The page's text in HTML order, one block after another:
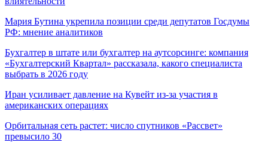
Мария Бутина укрепила позиции среди депутатов Госдумы
РФ: мнение аналитиков
Бухгалтер в штате или бухгалтер на аутсорсинге: компания
«Бухгалтерский Квартал» рассказала, какого специалиста
выбрать в 2026 году
Иран усиливает давление на Кувейт из-за участия в
американских операциях
Орбитальная сеть растет: число спутников «Рассвет»
превысило 30